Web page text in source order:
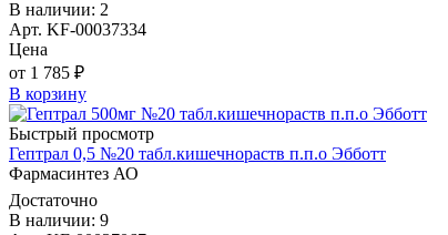
В наличии: 2
Арт. KF-00037334
Цена
от 1 785 ₽
В корзину
Быстрый просмотр
Гептрал 0,5 №20 табл.кишечнораств п.п.о Эбботт
Фармасинтез АО
Достаточно
В наличии: 9